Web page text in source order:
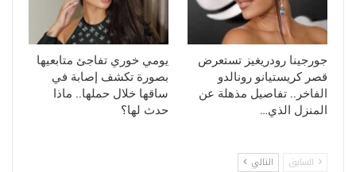
جورجينا رودريغيز تستعرض
قصر كريستيانو رونالدو
الفاخر.. تفاصيل مذهلة عن
المنزل الذي…
يومي خوري تفاجئ متابعيها
بصورة تكشف إصابة في
ساقها خلال حملها.. ماذا
حدث لها؟
السابق التالي